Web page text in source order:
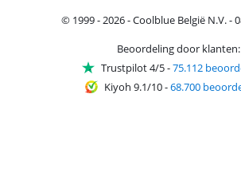
© 1999 - 2026 - Coolblue België N.V. -
Beoordeling door klanten:
Trustpilot 4/5-75.112
Kiyoh 9.1/10-68.700